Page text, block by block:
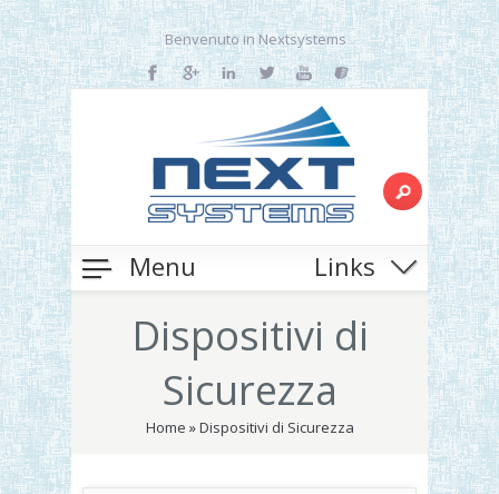
Benvenuto in Nextsystems
Menu Links
Dispositivi di
Sicurezza
Home »Dispositivi di Sicurezza